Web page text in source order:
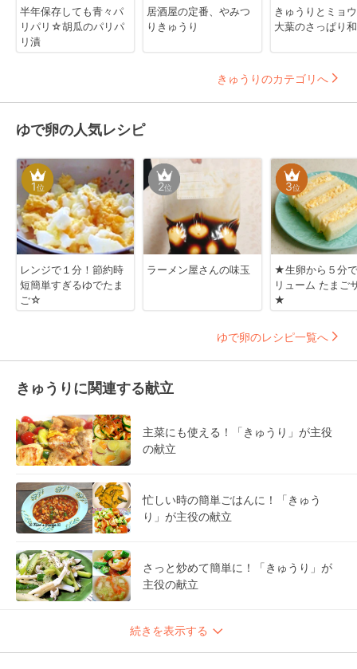
半年保存しても青々パ
リパリ☆胡瓜のパリパ
リ漬
居酒屋の定番、やみつ
りきゅうり
きゅうりとミョ
大葉のさっぱり
きゅうりのカテゴリへ
ゆで卵の人気レシピ
1位
レンジで１分！節約時
短簡単すぎるゆでたま
ご☆
2位
ラーメン屋さんの味玉
3位
★生卵から５分
リューム たまご
★
ゆで卵のレシピ一覧へ
きゅうりに関連する献立
主菜にも使える！「きゅうり」が主役
の献立
忙しい時の簡単ごはんに！「きゅう
り」が主役の献立
さっと炒めて簡単に！「きゅうり」が
主役の献立
続きを表示する